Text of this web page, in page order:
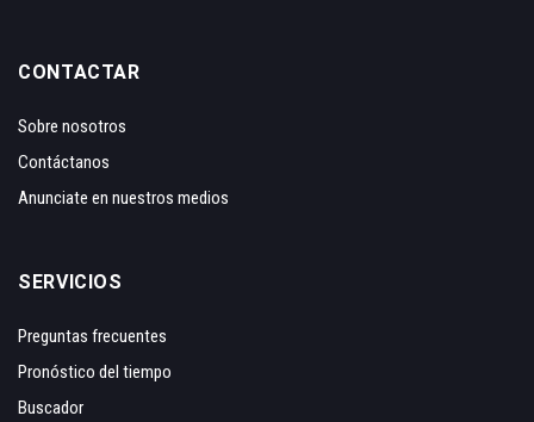
CONTACTAR
Sobre nosotros
Contáctanos
Anunciate en nuestros medios
SERVICIOS
Preguntas frecuentes
Pronóstico del tiempo
Buscador